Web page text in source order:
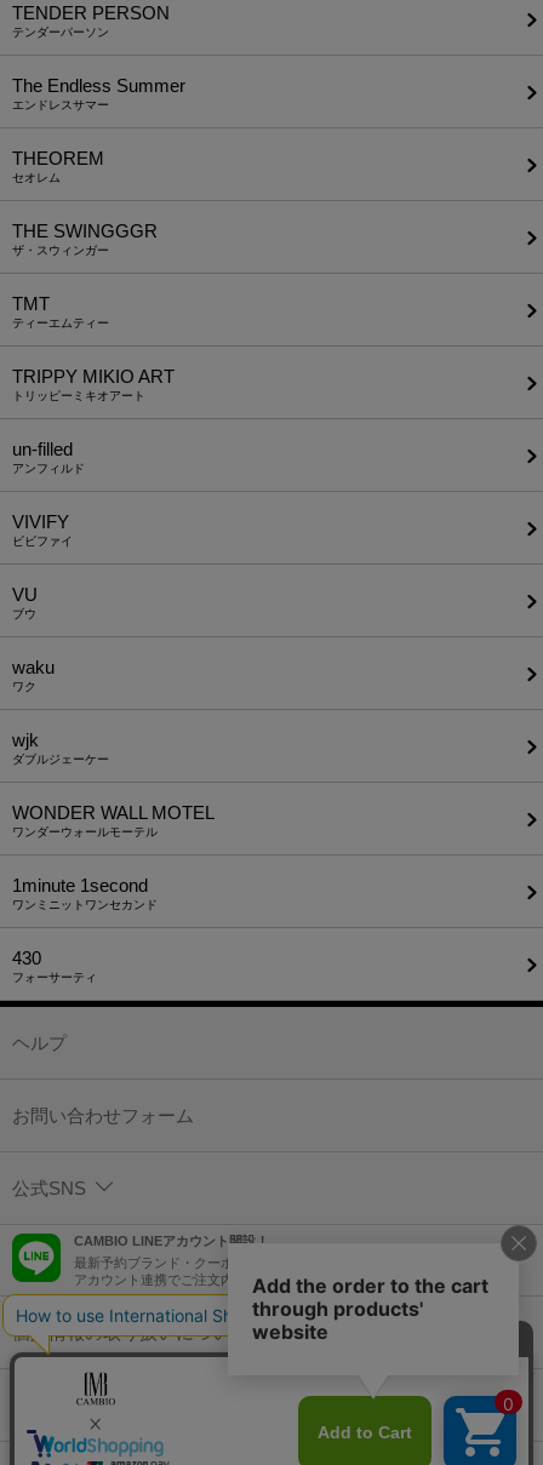
TENDER PERSON
テンダーパーソン
The Endless Summer
エンドレスサマー
THEOREM
セオレム
THE SWINGGGR
ザ・スウィンガー
TMT
ティーエムティー
TRIPPY MIKIO ART
トリッピーミキオアート
un-filled
アンフィルド
VIVIFY
ビビファイ
VU
ブウ
waku
ワク
wjk
ダブルジェーケー
WONDER WALL MOTEL
ワンダーウォールモーテル
1minute​ 1second
ワンミニットワンセカンド
430
フォーサーティ
ヘルプ
お問い合わせフォーム
公式SNS
CAMBIO LINEアカウント開設！
最新予約ブランド・クーポン情報などを配信！
アカウント連携でご注文内容をLINEでも確認可能！
個人情報の取り扱いについて
特定商取引法に基づく表示